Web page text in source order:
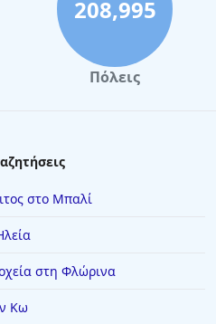
208,995
Πόλεις
στο Μπαλί
στη Φλώρινα
Κω